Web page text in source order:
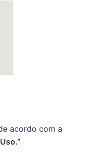
acordo com a
.”